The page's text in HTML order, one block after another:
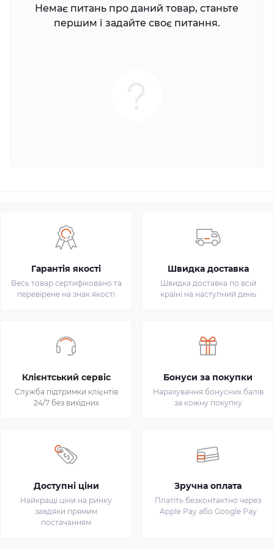
Немає питань про даний товар, станьте
першим і задайте своє питання.
Гарантія якості
Весь товар сертифіковано та
перевірене на знак якості
Швидка доставка
Швидка доставка по всій
країні на наступний день
Клієнтський сервіс
Служба підтримки клієнтів
24/7 без вихідних
Бонуси за покупки
Нарахування бонусних балів
за кожну покупку
Доступні ціни
Найкращі ціни на ринку
завдяки прямим
постачанням
Зручна оплата
Платіть безконтактно через
Apple Pay або Google Pay